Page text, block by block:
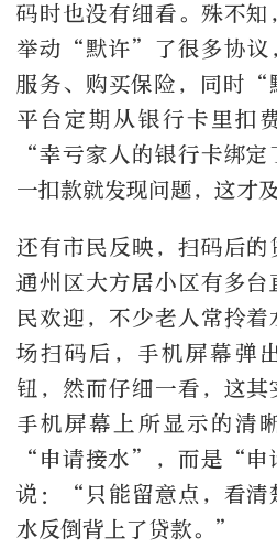
码时也没有细看。殊不
举动“默许”了很多协议
服务、购买保险，同时
平台定期从银行卡里扣
“幸亏家人的银行卡绑定
一扣款就发现问题，这才
还有市民反映，扫码后的
通州区大方居小区有多
民欢迎，不少老人常拎
场扫码后，手机屏幕
钮，然而仔细一看，这其
手机屏幕上所显示的清
“申请接水”，而是“申
说：“只能留意点，看清
水反倒背上了贷款。”